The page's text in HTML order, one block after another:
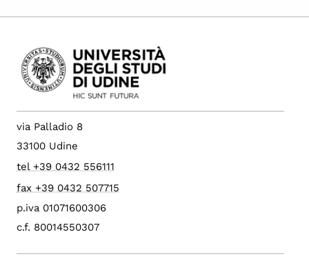
via Palladio 8
33100 Udine
tel +39 0432 556111
fax +39 0432 507715
p.iva 01071600306
c.f. 80014550307